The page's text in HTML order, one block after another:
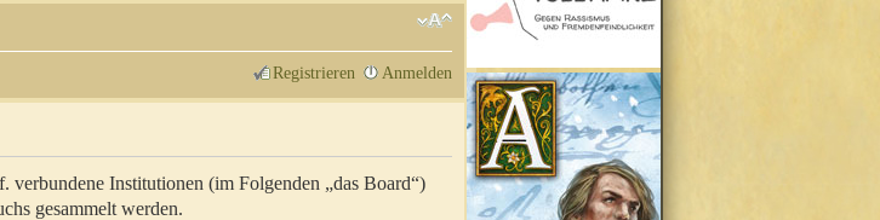
Registrieren Anmelden
Institutionen (im Folgenden „das Board“)
gesammelt werden.